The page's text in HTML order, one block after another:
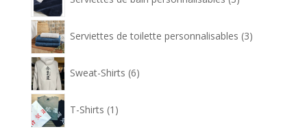
produits
Serviettes de toilette personnalisables 3
produits
Sweat-Shirts 6
produits
T-Shirts 1
produit